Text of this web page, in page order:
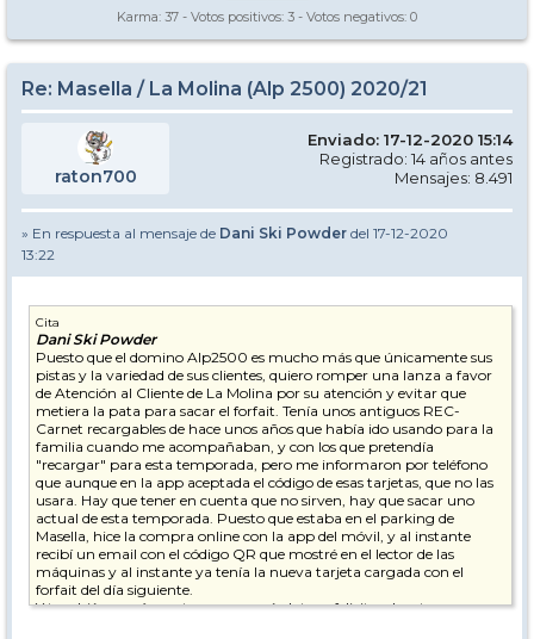
Karma: 37 - Votos positivos: 3 - Votos negativos: 0
Re: Masella / La Molina (Alp 2500) 2020/21
raton700
Enviado: 17-12-2020 15:14
Registrado: 14 años antes
Mensajes: 8.491
» En respuesta al mensaje de Dani Ski Powder del 17-12-2020
13:22
Cita
Dani Ski Powder
Puesto que el domino Alp2500 es mucho más que únicamente sus
pistas y la variedad de sus clientes, quiero romper una lanza a favor
de Atención al Cliente de La Molina por su atención y evitar que
metiera la pata para sacar el forfait. Tenía unos antiguos REC-
Carnet recargables de hace unos años que había ido usando para la
familia cuando me acompañaban, y con los que pretendía
"recargar" para esta temporada, pero me informaron por teléfono
que aunque en la app aceptada el código de esas tarjetas, que no las
usara. Hay que tener en cuenta que no sirven, hay que sacar uno
actual de esta temporada. Puesto que estaba en el parking de
Masella, hice la compra online con la app del móvil, y al instante
recibí un email con el código QR que mostré en el lector de las
máquinas y al instante ya tenía la nueva tarjeta cargada con el
forfait del día siguiente.
Y también quería contaros una anécdota, y felicitar de esta manera,